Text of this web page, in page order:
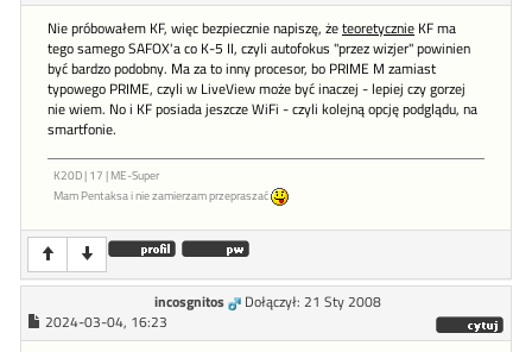
Nie próbowałem KF, więc bezpiecznie napiszę, żeteoretycznie KF ma
tego samego SAFOX'a co K-5 II, czyli autofokus "przez wizjer" powinien
być bardzo podobny. Ma za to inny procesor, bo PRIME M zamiast
typowego PRIME, czyli w LiveView może być inaczej - lepiej czy gorzej
nie wiem. No i KF posiada jeszcze WiFi - czyli kolejną opcję podglądu, na
smartfonie.
K20D | 17 | ME-Super
Mam Pentaksa i nie zamierzam przepraszać
incosgnitos
Dołączył: 21 Sty 2008
2024-03-04, 16:23